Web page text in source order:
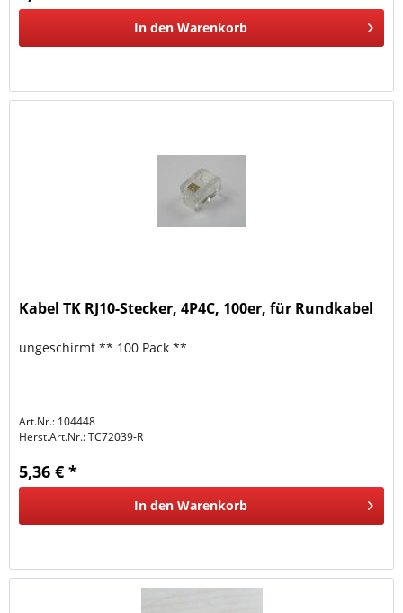
In den Warenkorb
Kabel TK RJ10-Stecker, 4P4C, 100er, für Rundkabel
ungeschirmt ** 100 Pack **
Art.Nr.: 104448
Herst.Art.Nr.:TC72039-R
5,36 € *
In den Warenkorb